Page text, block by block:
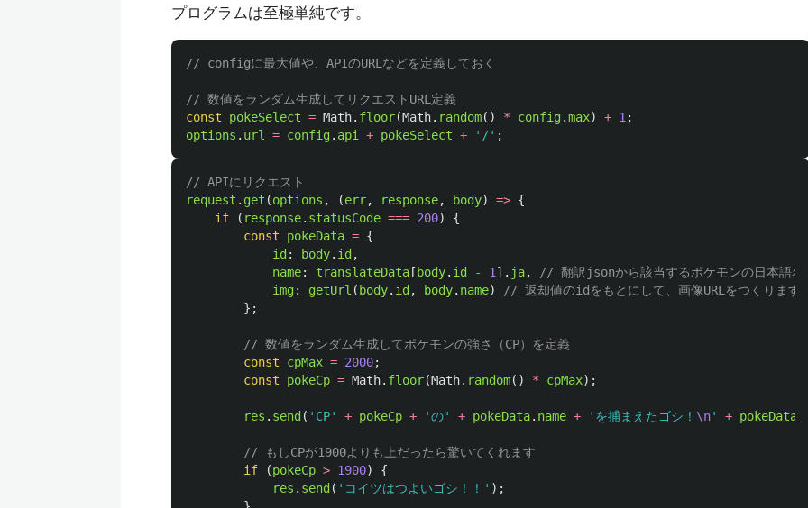
プログラムは至極単純です。
// configに最大値や、APIのURLなどを定義しておく
// 数値をランダム生成してリクエストURL定義
const
pokeSelect = Math. floor(Math. random() * config.max) + 1 ;
options . url = config. api + pokeSelect + ' /' ;
// APIにリクエスト
request . get (options , (err, response, body) => {
if
( response. statusCode === 200)
{
const
pokeData = {
id : body. id ,
name: translateData [ body. id - 1 ]. ja,
// 翻訳jsonから該当するポケモンの日本語名
img: getUrl ( body. id , body. name)
// 返却値のidをもとにして、画像URLをつくります
};
// 数値をランダム生成してポケモンの強さ（CP）を定義
const
cpMax = 2000;
const
pokeCp = Math. floor(Math. random() * cpMax);
res . send ( ' CP' + pokeCp + 'の' + pokeData. name + ' を捕まえたゴシ！ \n' + pokeData
// もしCPが1900よりも上だったら驚いてくれます
if
(pokeCp > 1900)
{
res . send ( ' コイツはつよいゴシ！！ ' );